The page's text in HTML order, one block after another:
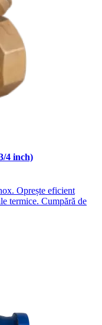
4 inch)
Oprește eficient
termice. Cumpără de